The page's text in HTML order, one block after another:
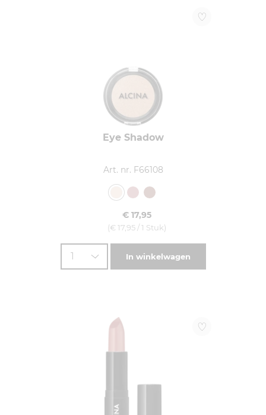
Eye Shadow
Art. nr. F66108
€ 17,95
(€ 17,95 / 1 Stuk)
1 In winkelwagen